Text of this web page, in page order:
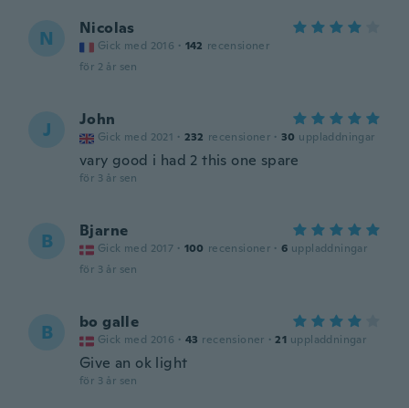
N Nicolas
Gick med 2016 · 142 recensioner
för 2 år sen
J John
Gick med 2021 · 232 recensioner · 30 uppladdningar
vary good i had 2 this one spare
för 3 år sen
B Bjarne
Gick med 2017 · 100 recensioner · 6 uppladdningar
för 3 år sen
B bo galle
Gick med 2016 · 43 recensioner · 21 uppladdningar
Give an ok light
för 3 år sen